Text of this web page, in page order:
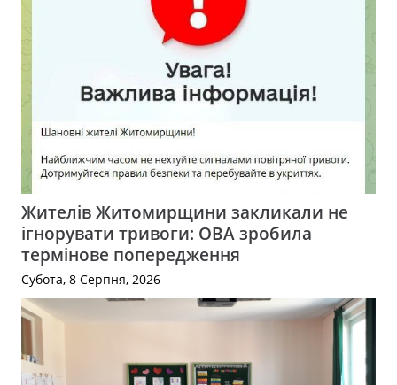
Жителів Житомирщини закликали не
ігнорувати тривоги: ОВА зробила
термінове попередження
Субота, 8 Серпня, 2026